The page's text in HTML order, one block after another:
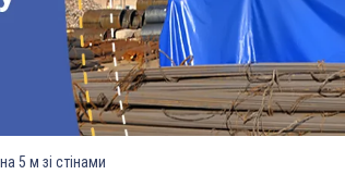
5 м зі стінами